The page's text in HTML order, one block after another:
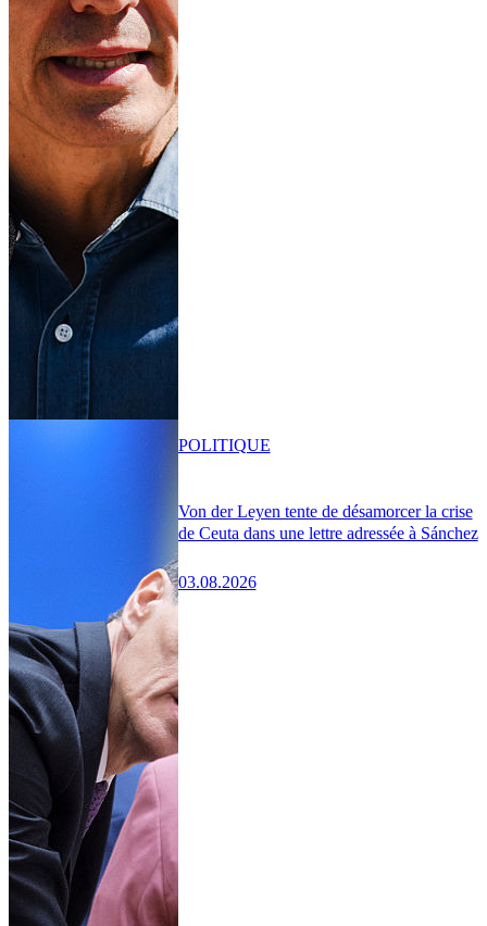
Von der Leyen tente de désamorcer la crise
de Ceuta dans une lettre adressée à Sánchez
03.08.2026
POLITIQUE